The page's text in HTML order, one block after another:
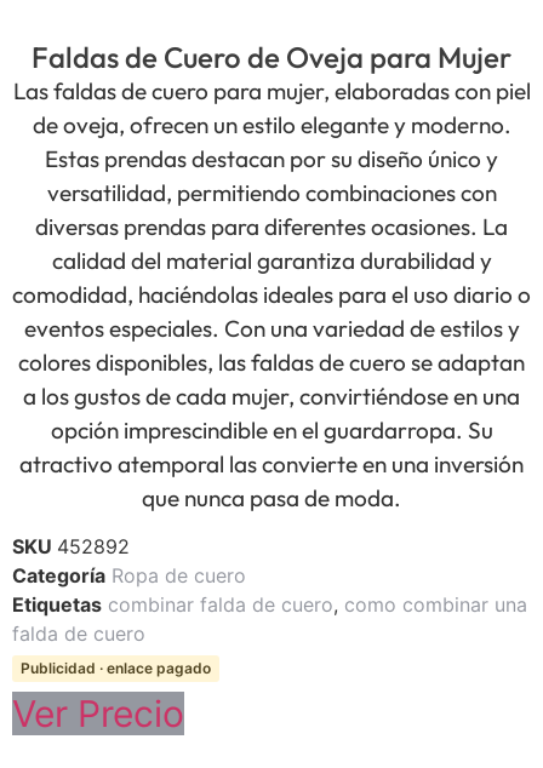
Faldas de Cuero de Oveja para Mujer
Las faldas de cuero para mujer, elaboradas con piel
de oveja, ofrecen un estilo elegante y moderno.
Estas prendas destacan por su diseño único y
versatilidad, permitiendo combinaciones con
diversas prendas para diferentes ocasiones. La
calidad del material garantiza durabilidad y
comodidad, haciéndolas ideales para el uso diario o
eventos especiales. Con una variedad de estilos y
colores disponibles, las faldas de cuero se adaptan
a los gustos de cada mujer, convirtiéndose en una
opción imprescindible en el guardarropa. Su
atractivo atemporal las convierte en una inversión
que nunca pasa de moda.
SKU 452892
Categoría Ropa de cuero
Etiquetas combinar falda de cuero, como combinar una
falda de cuero
Publicidad · enlace pagado
Ver Precio